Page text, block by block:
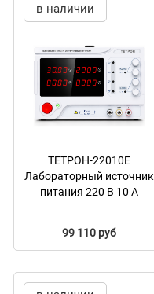
в наличии
ТЕТРОН-22010Е
Лабораторный источник
питания 220 В 10 А
99 110 руб